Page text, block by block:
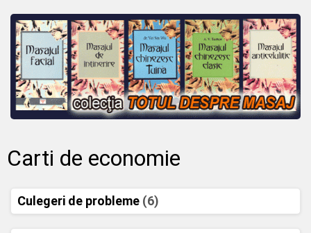
Carti de economie
Culegeri de probleme (6)